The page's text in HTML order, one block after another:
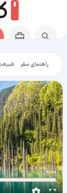
راهنمای سفر
0:00